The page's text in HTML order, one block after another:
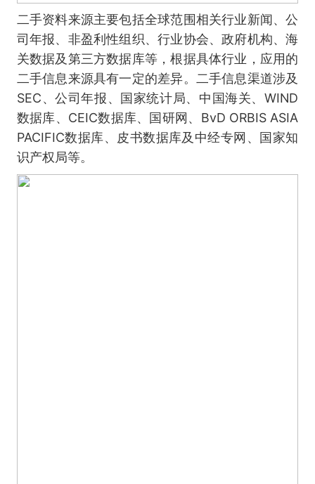
二手资料来源主要包括全球范围相关行业新闻、公
司年报、非盈利性组织、行业协会、政府机构、海
关数据及第三方数据库等，根据具体行业，应用的
二手信息来源具有一定的差异。二手信息渠道涉及
SEC、公司年报、国家统计局、中国海关、WIND
数据库、CEIC数据库、国研网、BvD ORBIS ASIA
PACIFIC数据库、皮书数据库及中经专网、国家知
识产权局等。